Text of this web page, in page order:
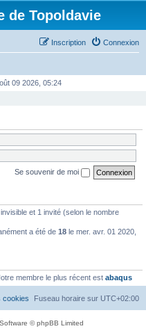
de Topoldavie
Connexion
Inscription
09 2026, 05:24
Se souvenir de moi
et 1 invité (selon le nombre
a été de 18 le mer. avr. 01 2020,
membre le plus récent est abaqus
Fuseau horaire sur UTC+02:00
cookies
© phpBB Limited